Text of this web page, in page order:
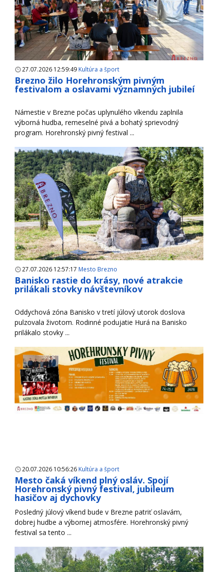
27.07.2026 12:59:49 Kultúra a šport
Brezno žilo Horehronským pivným
festivalom a oslavami významných jubileí
Námestie v Brezne počas uplynulého víkendu zaplnila
výborná hudba, remeselné pivá a bohatý sprievodný
program. Horehronský pivný festival ...
27.07.2026 12:57:17 Mesto Brezno
Banisko rastie do krásy, nové atrakcie
prilákali stovky návštevníkov
Oddychová zóna Banisko v tretí júlový utorok doslova
pulzovala životom. Rodinné podujatie Hurá na Banisko
prilákalo stovky ...
20.07.2026 10:56:26 Kultúra a šport
Mesto čaká víkend plný osláv. Spojí
Horehronský pivný festival, jubileum
hasičov aj dychovky
Posledný júlový víkend bude v Brezne patriť oslavám,
dobrej hudbe a výbornej atmosfére. Horehronský pivný
festival sa tento ...